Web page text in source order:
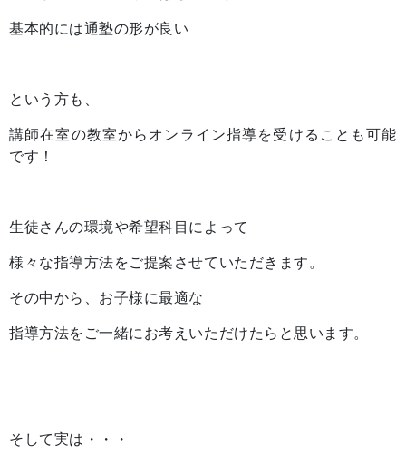
基本的には通塾の形が良い
という方も、
講師在室の教室からオンライン指導を受けることも可能
です！
生徒さんの環境や希望科目によって
様々な指導方法をご提案させていただきます。
その中から、お子様に最適な
指導方法をご一緒にお考えいただけたらと思います。
そして実は・・・